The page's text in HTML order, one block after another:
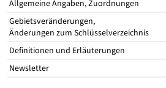
Allgemeine Angaben, Zuordnungen
Gebietsveränderungen,
Änderungen zum Schlüsselverzeichnis
Definitionen und Erläuterungen
Newsletter